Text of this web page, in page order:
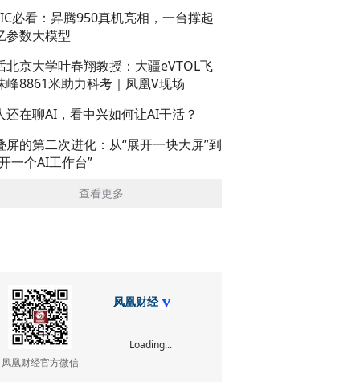
必看：昇腾950真机亮相，一台撑起
参数大模型
北京大学叶春翔教授：大疆eVTOL飞
峰8861米助力科考｜凤凰V现场
还在聊AI，看中兴如何让AI干活？
屏的第二次进化：从“展开一块大屏”到
一个AI工作台”
查看更多
凤凰财经官方微信
凤凰财经
Loading...